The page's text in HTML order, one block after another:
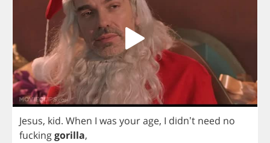
Jesus, kid. When I was yourage, I didn't need no
fuckinggorilla,